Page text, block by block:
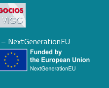
NextGenerationEU